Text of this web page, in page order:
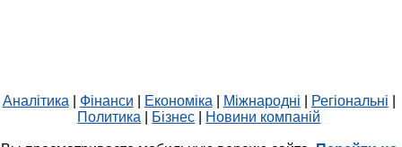
Аналітика Фінанси Економіка Міжнародні Регіональні
Политика
Бізнес Новини компаній